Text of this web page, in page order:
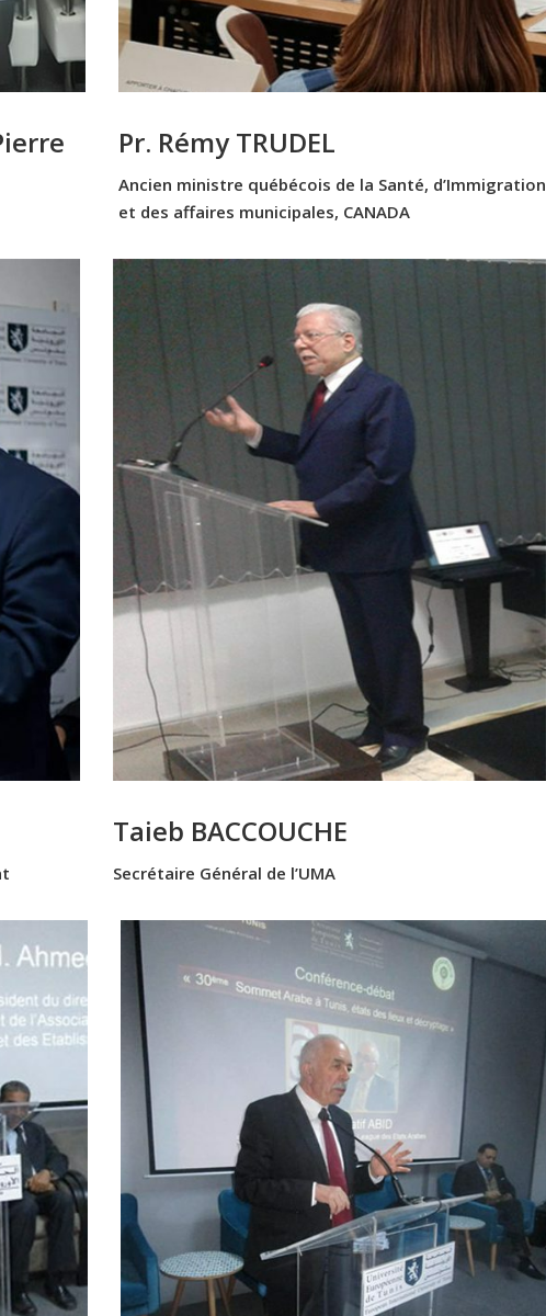
Pr. Rémy TRUDEL
Ancien ministre québécois de la Santé, d’Immigration
et des affaires municipales, CANADA
Taieb BACCOUCHE
Secrétaire Général de l’UMA